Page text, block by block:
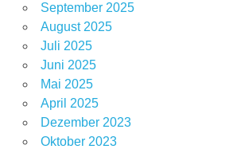
September 2025
August 2025
Juli 2025
Juni 2025
Mai 2025
April 2025
Dezember 2023
Oktober 2023